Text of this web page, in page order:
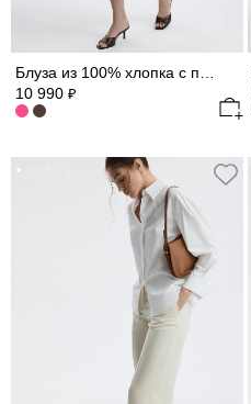
10 990 ₽